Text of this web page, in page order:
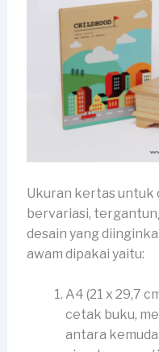
Ukuran kertas untuk
bervariasi,
desain yang
awam dipakai yaitu:
A4 (21 x 29,7
cetak buku,
antara